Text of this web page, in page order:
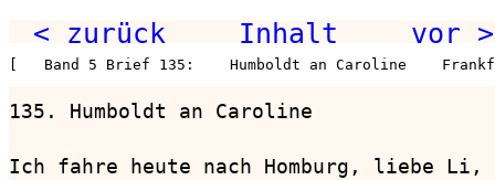
< zurück Inhalt vor >
[   Band 5 Brief 135:    Humboldt an Caroline
135. Humboldt an Caroline
Ich fahre heute nach Homburg, liebe Li,